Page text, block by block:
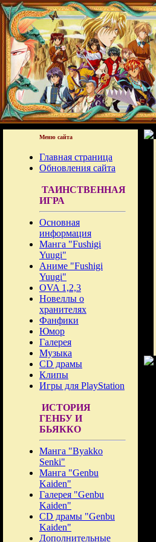
Меню сайта
Главная страница
Обновления сайта
ТАИНСТВЕННАЯ
ИГРА
Основная
информация
Манга "Fushigi
Yuugi"
Аниме "Fushigi
Yuugi"
OVA 1,2,3
Новеллы о
хранителях
Фанфики
Юмор
Галерея
Музыка
CD драмы
Клипы
Игры для PlayStation
ИСТОРИЯ
ГЕНБУ И
БЬЯККО
Манга "Byakko
Senki"
Манга "Genbu
Kaiden"
Галерея "Genbu
Kaiden"
CD драмы "Genbu
Kaiden"
Дополнительные